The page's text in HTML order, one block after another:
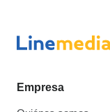
Empresa